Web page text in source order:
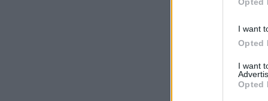
I want
Opted
I want
Opted